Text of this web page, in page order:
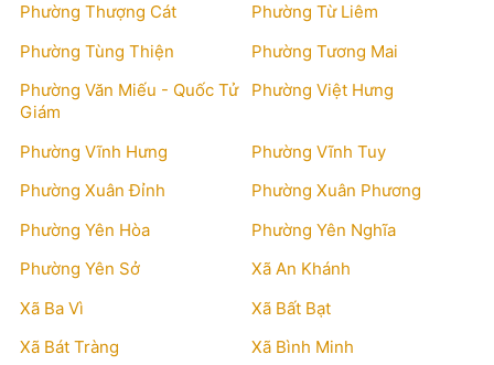
Phường Thượng Cát
Phường Từ Liêm
Phường Tùng Thiện
Phường Tương Mai
Phường Văn Miếu - Quốc Tử
Giám
Phường Việt Hưng
Phường Vĩnh Hưng
Phường Vĩnh Tuy
Phường Xuân Đỉnh
Phường Xuân Phương
Phường Yên Hòa
Phường Yên Nghĩa
Phường Yên Sở
Xã An Khánh
Xã Ba Vì
Xã Bất Bạt
Xã Bát Tràng
Xã Bình Minh